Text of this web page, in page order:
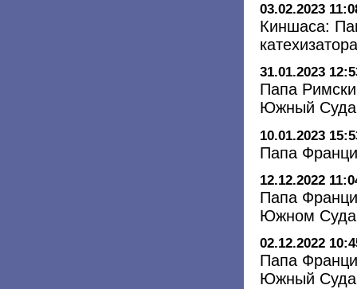
03.02.2023
Киншаса:
31.01.2023
Папа
Южный
10.01.2023
Папа
12.12.2022
Папа
Южном
02.12.2022
Папа
Южный